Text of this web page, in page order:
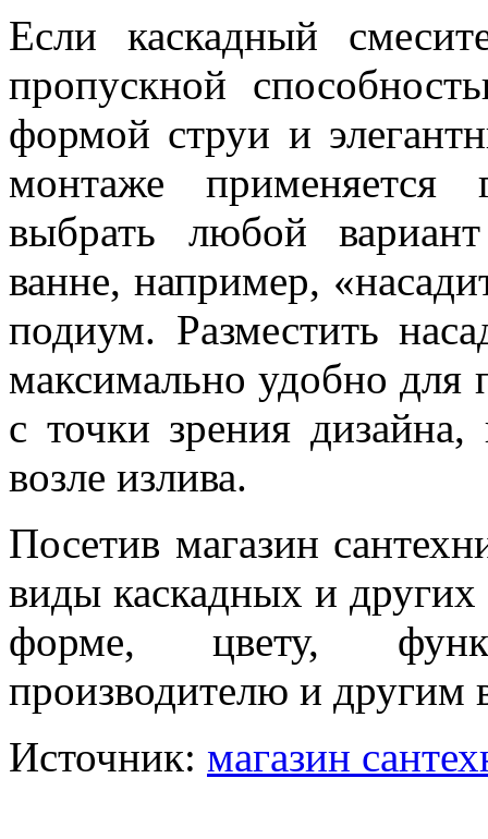
Если каскадный
пропускной
формой струи и
монтаже
выбрать любой
ванне, например,
подиум. Разместить
максимально удобно для
с точки зрения
возле излива.
Посетив магазин
виды каскадных и
форме, цвету,
производителю и
Источник: магазин